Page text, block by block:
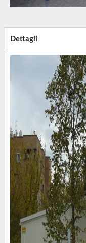
Dettagli